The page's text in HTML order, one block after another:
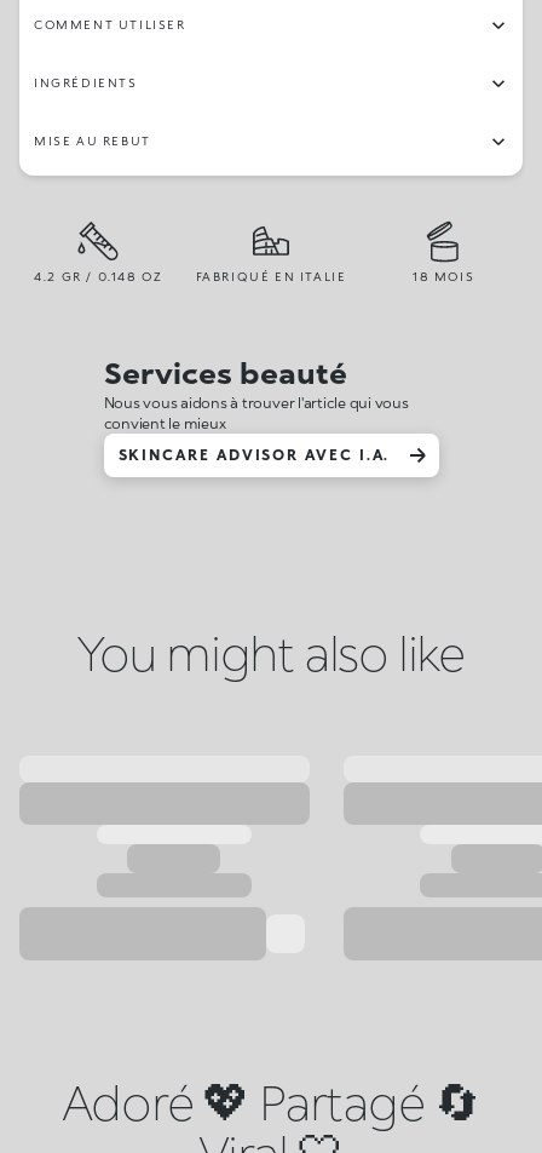
COMMENT UTILISER
INGRÉDIENTS
MISE AU REBUT
4.2 GR / 0.148 OZ FABRIQUÉ EN ITALIE 18 MOIS
Services beauté
Nous vous aidons à trouver l'article qui vous
convient le mieux
SKINCARE ADVISOR AVEC I.A.
You might also like
Adoré 💖 Partagé 🔄